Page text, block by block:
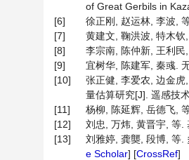
of Great Gerbils in
[6]
徐正刚, 赵运林, 李波,
[7]
黄建文, 鞠洪波, 特木
[8]
李宗南, 陈仲新, 王利
[9]
宜树华, 陈建军, 秦彧.
[10]
张正健, 李爱农, 边金
量估算研究[J]. 遥感技
[11]
杨柳, 陈延辉, 岳德飞,
[12]
刘忠, 万炜, 黄晋宇, 等.
[13]
刘雅婷, 龚龑, 段博, 等.
e Scholar] [CrossRef]